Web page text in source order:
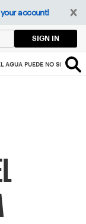
account!
SIGN IN
AGUA PUEDE NO SER